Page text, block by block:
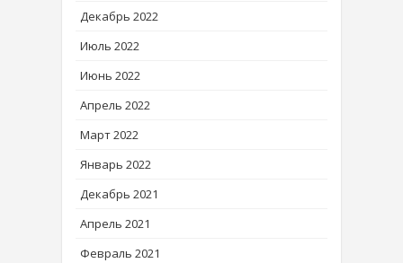
Декабрь 2022
Июль 2022
Июнь 2022
Апрель 2022
Март 2022
Январь 2022
Декабрь 2021
Апрель 2021
Февраль 2021